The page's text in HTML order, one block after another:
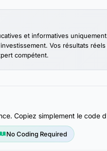
et informatives
Vos résultats
compétent.
Copiez simplement le
No Coding Required